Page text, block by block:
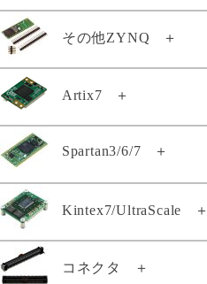
TE0807-04-4BE81-AK
TE0807-04-7DE81-A
TE0808-05-9BE81-E
TE0808-05-9BE81-EK
TE0808-05-9GI21-A
TE0808-05-9GI21-AS
TE0808-05-9GI21-E
TE0808-05-9GI81-E
TE0808-05-9GI81-EK
TE0808-05-BBE21-AS
TE0808-05-BBE21-AZ
TE0808-05-BBE81-E
TE0820-05-2BE81ML
TE0820-05-2BI21MA
TE0820-05-2BI81MA
TE0820-05-2BI81ML
TE0820-05-3AE21MA
TE0820-05-3AE81MA
TE0820-05-3BE21MA
TE0820-05-3BE81MA
TE0820-05-3BE81ML
TE0820-05-3BI81ML
TE0813-02-2AE81-A
TE0813-02-2BE81-A
TE0813-02-3AE81-A
TE0813-02-3BE81-A
TE0813-02-3BE81-AS
TE0813-02-4AE81-A
TE0813-02-4BE81-A
TE0813-02-4BE81-AK
TE0813-02-4DE81-A
TE0813-02-5DE81-A
GigaZee TRENZ付属品セット
TE0720-03-64I63MA
TE0720-04-31C33MA
TE0720-04-61C33MA
TE0720-04-61C33MAS
TE0720-04-61C33RA
TE0720-04-61C530A
TE0720-04-61Q33MA
TE0720-04-61Q33ML
TE0720-04-61Q86PL
TE0726-03-41C64-A
TE0726-03-41C74-R
TE0726-04-41C94-A
Zynqberryスタータキット・ライ
TE0745-02-71I31-A
TE0745-02-72I33-A
TE0745-02-92I31-F
TE0745-03-71I31-A
TE0745-03-71I31-AK
TE0745-03-72I31-A
TE0745-03-81C31-A
TE0745-03-82I31-A
TE0745-03-91C31-A
その他ZYNQ ＋
TE0722-02-07S-1C
TE0722-04-41C-4-A
TE0722-04-41I-4-A
TE0723-03-11C64-A
TE0723-03-41C64-A
TE0723-03M
TE0724-04-41I32-A
Artix7 ＋
TE0714-02-50-2I
TE0710-03-42C21-A
TE0710-03-42I21-A
TE0710-03-72C21-A
TE0710-03-72I21-A
Spartan3/6/7 ＋
TE0140-04A
TE0140-04BA
TE0143-01
Kintex7/UltraScale ＋
TE0741-04-D2C-1-A
コネクタ ＋